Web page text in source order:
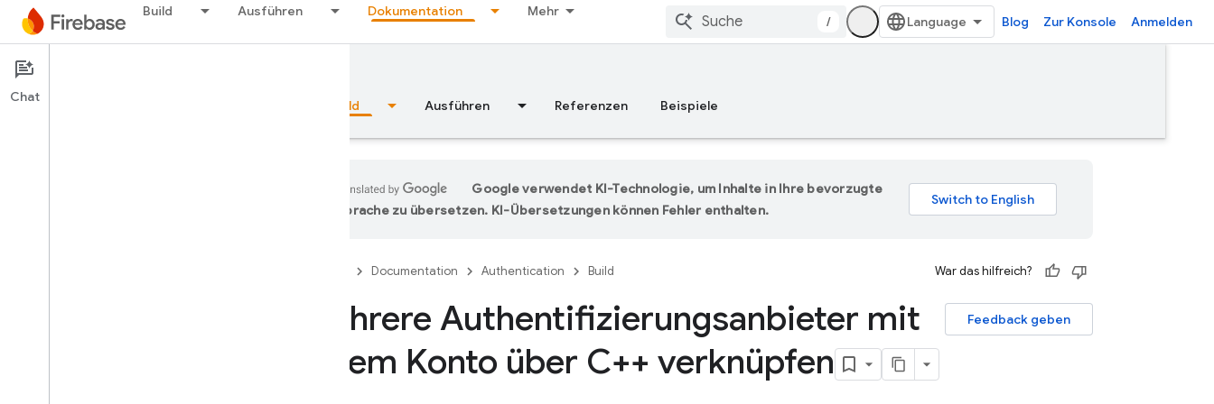
Build Ausführen Dokumentation Mehr
/ Blog Zur Konsole Anmelden
Documentation
Übersicht Build Ausführen Referenzen Beispiele
Google verwendet KI-Technologie, um Inhalte in Ihre bevorzugte
Sprache zu übersetzen. KI-Übersetzungen können Fehler enthalten.
Documentation Authentication Build War das hilfreich?
Feedback geben
Mehrere Authentifizierungsanbieter mit
einem Konto über C++ verknüpfen
Chat